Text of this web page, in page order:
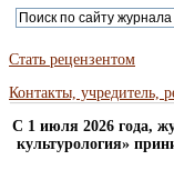
Стать рецензентом
Контакты, учредитель,
C 1 июля 2026 года,
культурология»